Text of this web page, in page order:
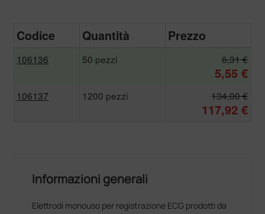
Codice Quantità Prezzo
106136 50 pezzi 6,31 €
5,55 €
106137 1200 pezzi 134,00 €
117,92 €
Informazioni generali
Elettrodi monouso per registrazione ECG prodotti da